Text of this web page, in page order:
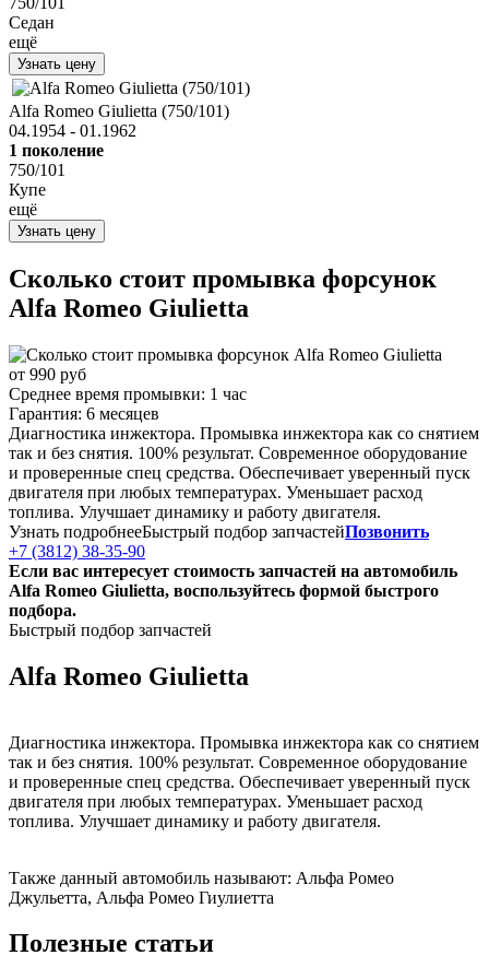
Седан
ещё
Узнать цену
Alfa Romeo Giulietta (750/101)
04.1954 - 01.1962
1 поколение
750/101
Купе
ещё
Узнать цену
Сколько стоит промывка форсунок
Alfa Romeo Giulietta
от 990 руб
Среднее время промывки: 1 час
Гарантия: 6 месяцев
Диагностика инжектора. Промывка инжектора как со снятием
так и без снятия. 100% результат. Современное оборудование
и проверенные спец средства. Обеспечивает уверенный пуск
двигателя при любых температурах. Уменьшает расход
топлива. Улучшает динамику и работу двигателя.
Узнать подробнееБыстрый подбор запчастейПозвонить
+7 (3812) 38-35-90
Если вас интересует стоимость запчастей на автомобиль
Alfa Romeo Giulietta, воспользуйтесь формой быстрого
подбора.
Быстрый подбор запчастей
Alfa Romeo Giulietta
Диагностика инжектора. Промывка инжектора как со снятием
так и без снятия. 100% результат. Современное оборудование
и проверенные спец средства. Обеспечивает уверенный пуск
двигателя при любых температурах. Уменьшает расход
топлива. Улучшает динамику и работу двигателя.
Также данный автомобиль называют: Альфа Ромео
Джульетта, Альфа Ромео Гиулиетта
Полезные статьи